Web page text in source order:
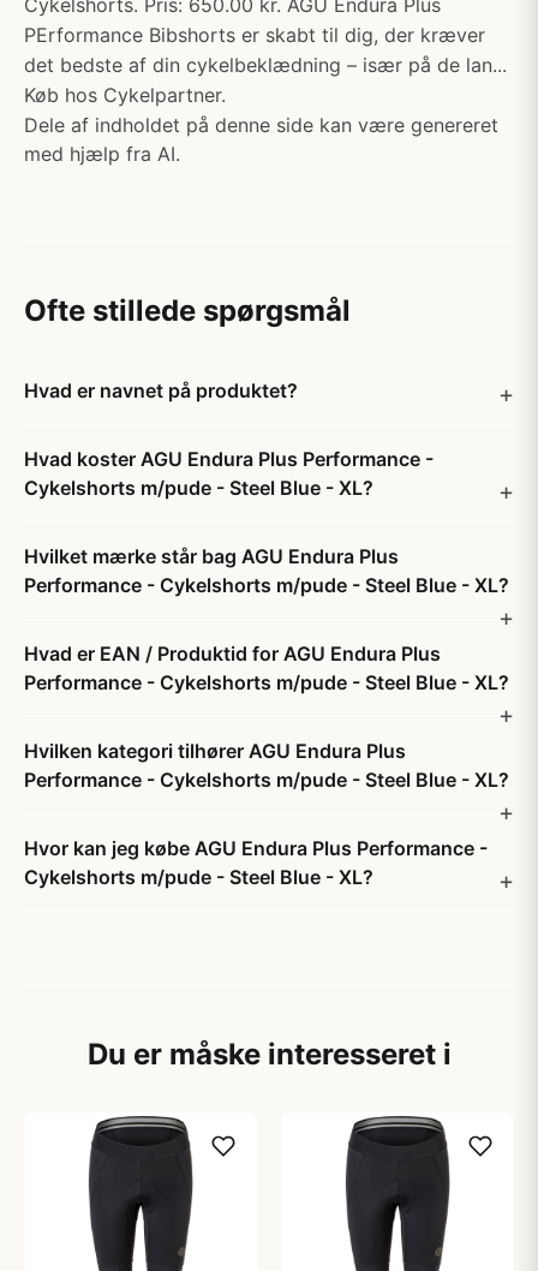
Cykelshorts. Pris: 650.00 kr. AGU Endura Plus
PErformance Bibshorts er skabt til dig, der kræver
det bedste af din cykelbeklædning – især på de lan...
Køb hos Cykelpartner.
Dele af indholdet på denne side kan være genereret
med hjælp fra AI.
Ofte stillede spørgsmål
Hvad er navnet på produktet?
Hvad koster AGU Endura Plus Performance -
Cykelshorts m/pude - Steel Blue - XL?
Hvilket mærke står bag AGU Endura Plus
Performance - Cykelshorts m/pude - Steel Blue - XL?
Hvad er EAN / Produktid for AGU Endura Plus
Performance - Cykelshorts m/pude - Steel Blue - XL?
Hvilken kategori tilhører AGU Endura Plus
Performance - Cykelshorts m/pude - Steel Blue - XL?
Hvor kan jeg købe AGU Endura Plus Performance -
Cykelshorts m/pude - Steel Blue - XL?
Du er måske interesseret i